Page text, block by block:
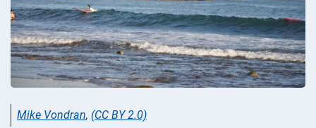
Mike Vondran, (CC BY 2.0)